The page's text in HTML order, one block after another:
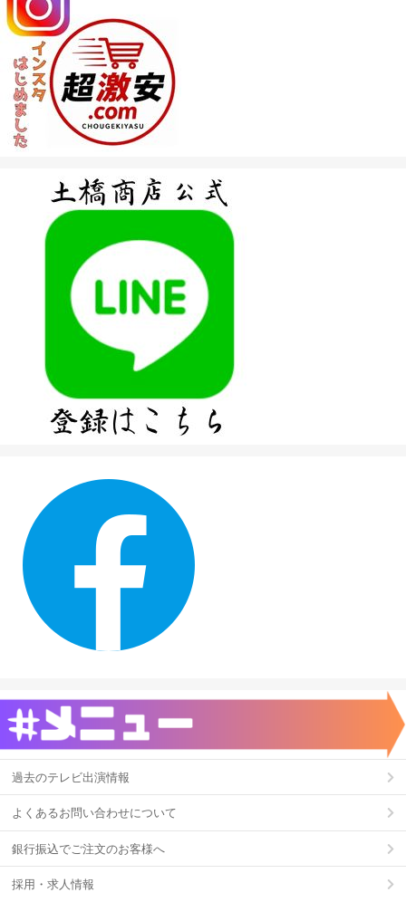
過去のテレビ出演情報
よくあるお問い合わせについて
銀行振込でご注文のお客様へ
採用・求人情報